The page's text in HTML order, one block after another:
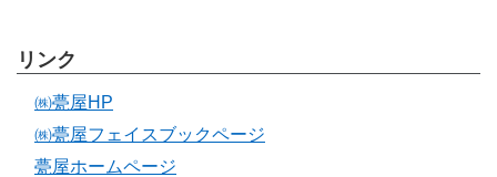
リンク
㈱甍屋HP
㈱甍屋フェイスブックページ
甍屋ホームページ